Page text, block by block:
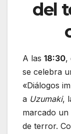
del
A las 18:30,
se celebra
«Diálogos
a Uzumaki,
marcado un
de terror.